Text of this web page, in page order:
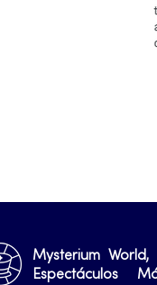
Mysterium
Espectáculos